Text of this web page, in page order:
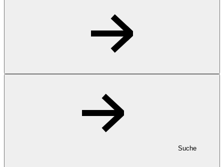
Suche